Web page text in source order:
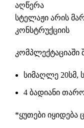
აღწერა
სტელაჟი არის
კონსტრუქციის
კომპლექტაციაში
სიმაღლე 20სმ,
4 ბადიანი
*ყუთები იყიდება